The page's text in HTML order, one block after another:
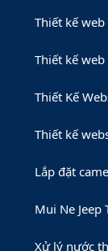
Thiết kế
Thiết kế
Thiết Kế
Thiết kế
Lắp đặt
Mui Ne Jeep
Xử lý nước